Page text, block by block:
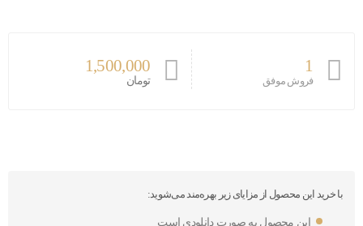
1
فروش موفق
1,500,000
تومان
با خرید این محصول از مزایای زیر بهره‌مند می‌شوید:
این محصول به صورت دانلودی است